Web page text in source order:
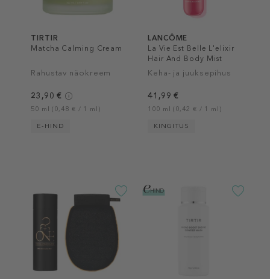
TIRTIR
Matcha Calming Cream
Rahustav näokreem
23,90 €
50 ml (0,48 € / 1 ml)
E-HIND
LANCÔME
La Vie Est Belle L'elixir
Hair And Body Mist
Keha- ja juuksepihus
41,99 €
100 ml (0,42 € / 1 ml)
KINGITUS